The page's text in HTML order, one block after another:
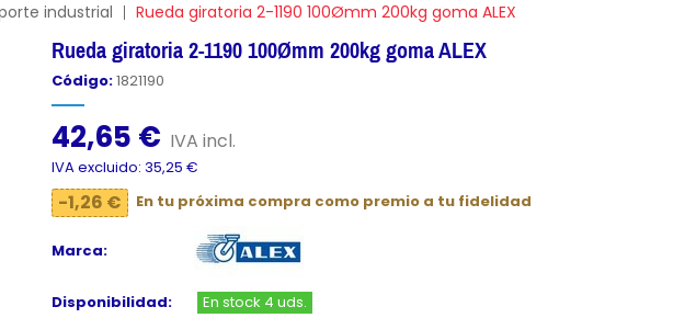
industrial Rueda giratoria 2-1190 100Ømm 200kg goma ALEX
Rueda giratoria 2-1190 100Ømm 200kg goma ALEX
Código:1821190
42,65 € IVA incl.
IVA excluido: 35,25 €
-1,26 € En tu próxima compra como premio a tu fidelidad
Marca:
Disponibilidad:
En stock 4 uds.